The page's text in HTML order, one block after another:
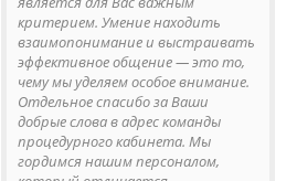
критерием. Умение находить
взаимопонимание и выстраивать
эффективное общение — это то,
чему мы уделяем особое внимание.
Отдельное спасибо за Ваши
добрые слова в адрес команды
процедурного кабинета. Мы
гордимся нашим персоналом,